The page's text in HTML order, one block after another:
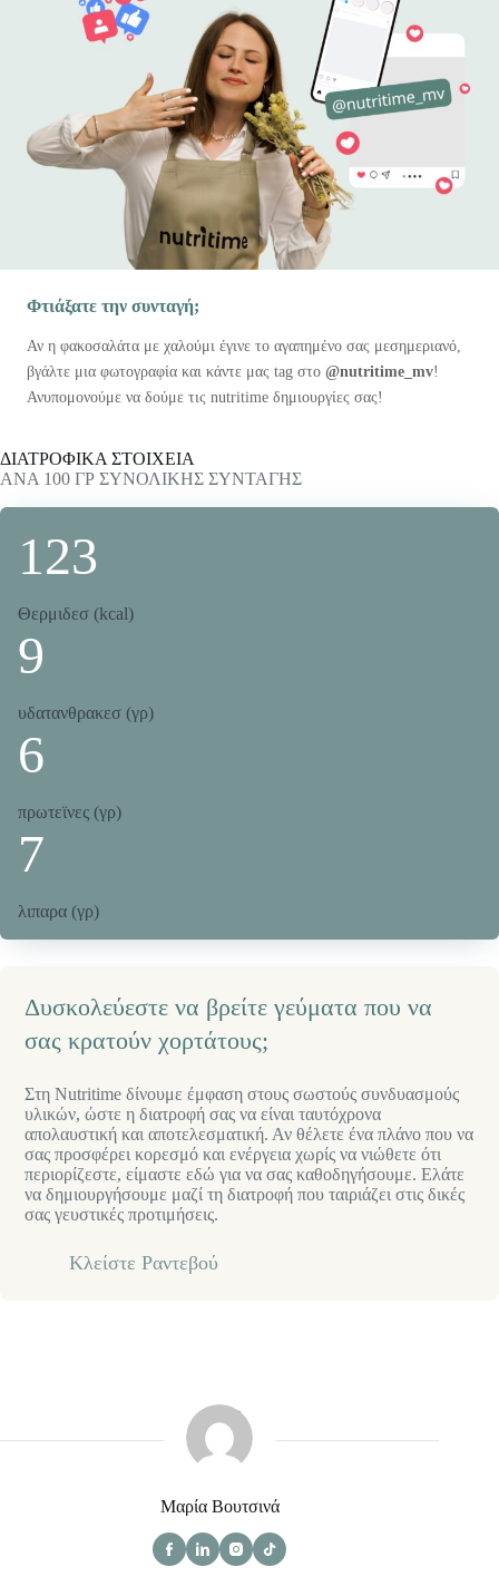
Φτιάξατε την συνταγή;
Αν η φακοσαλάτα με χαλούμι έγινε το αγαπημένο σας μεσημεριανό,
βγάλτε μια φωτογραφία και κάντε μας tag στο @nutritime_mv!
Ανυπομονούμε να δούμε τις nutritime δημιουργίες σας!
ΔΙΑΤΡΟΦΙΚΑ ΣΤΟΙΧΕΙΑ
ΑΝΑ 100 ΓΡ ΣΥΝΟΛΙΚΗΣ ΣΥΝΤΑΓΗΣ
123
Θερμιδεσ (kcal)
9
υδατανθρακεσ (γρ)
6
πρωτεϊνες (γρ)
7
λιπαρα (γρ)
Δυσκολεύεστε να βρείτε γεύματα που να
σας κρατούν χορτάτους;
Στη Nutritime δίνουμε έμφαση στους σωστούς συνδυασμούς
υλικών, ώστε η διατροφή σας να είναι ταυτόχρονα
απολαυστική και αποτελεσματική. Αν θέλετε ένα πλάνο που να
σας προσφέρει κορεσμό και ενέργεια χωρίς να νιώθετε ότι
περιορίζεστε, είμαστε εδώ για να σας καθοδηγήσουμε. Ελάτε
να δημιουργήσουμε μαζί τη διατροφή που ταιριάζει στις δικές
σας γευστικές προτιμήσεις.
Κλείστε Ραντεβού
Μαρία Βουτσινά